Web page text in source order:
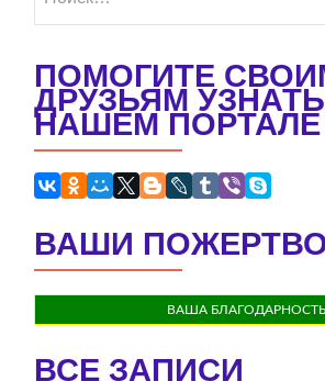
ПОМОГИТЕ
ДРУЗЬЯМ
НАШЕМ ПОРТАЛЕ
ВАШИ
ВАША БЛАГОДАРНОСТЬ
ВСЕ ЗАПИСИ